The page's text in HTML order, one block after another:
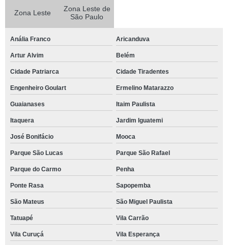
Zona Leste
Zona Leste de
São Paulo
Anália Franco Aricanduva
Artur Alvim Belém
Cidade Patriarca Cidade Tiradentes
Engenheiro Goulart Ermelino Matarazzo
Guaianases Itaim Paulista
Itaquera Jardim Iguatemi
José Bonifácio Mooca
Parque São Lucas Parque São Rafael
Parque do Carmo Penha
Ponte Rasa Sapopemba
São Mateus São Miguel Paulista
Tatuapé Vila Carrão
Vila Curuçá Vila Esperança